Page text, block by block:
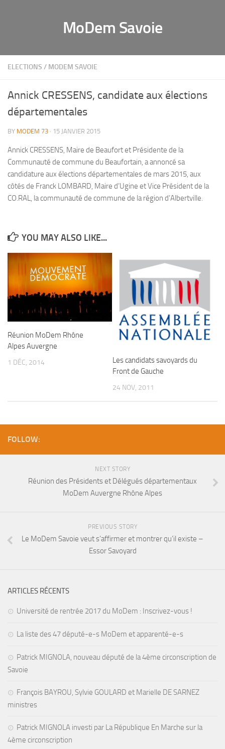
MoDem Savoie
ELECTIONS / MODEM SAVOIE
Annick CRESSENS, candidate aux élections
départementales
BY MODEM 73 · 15 JANVIER 2015
Annick CRESSENS, Maire de Beaufort et Présidente de la
Communauté de commune du Beaufortain, a annoncé sa
candidature aux élections départementales de mars 2015, aux
côtés de Franck LOMBARD, Maire d’Ugine et Vice Président de la
CO.RAL, la communauté de commune de la région d’Albertville.
YOU MAY ALSO LIKE...
Réunion MoDem Rhône
Alpes Auvergne
1 DÉC, 2014
Les candidats savoyards du
Front de Gauche
24 NOV, 2011
FOLLOW:
NEXT STORY
Réunion des Présidents et Délégués départementaux
MoDem Auvergne Rhône Alpes
PREVIOUS STORY
Le MoDem Savoie veut s’affirmer et montrer qu’il existe –
Essor Savoyard
ARTICLES RÉCENTS
Université de rentrée 2017 du MoDem : Inscrivez-vous !
La liste des 47 député-e-s MoDem et apparenté-e-s
Patrick MIGNOLA, nouveau député de la 4ème circonscription de
Savoie
François BAYROU, Sylvie GOULARD et Marielle DE SARNEZ
ministres
Patrick MIGNOLA investi par La République En Marche sur la
4ème circonscription